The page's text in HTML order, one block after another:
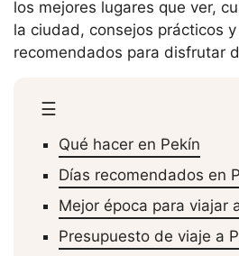
los mejores lugares que ver,
la ciudad, consejos prácticos
recomendados para disfrutar
☰
Qué hacer en Pekín
Días recomendados en
Mejor época para viajar
Presupuesto de viaje a